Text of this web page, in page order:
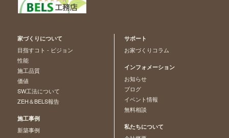
家づくりについて
目指すコト - ビジョン
性能
施工品質
価値
SW工法について
ZEH＆BELS報告
施工事例
新築事例
サポート
お家づくりコラム
インフォメーション
お知らせ
ブログ
イベント情報
無料相談
私たちについて